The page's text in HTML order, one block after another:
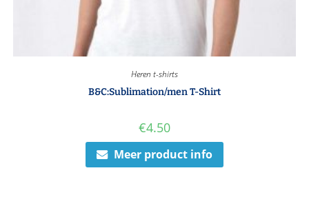
Heren t-shirts
B&C:Sublimation/men T-Shirt
€4.50
Meer product info